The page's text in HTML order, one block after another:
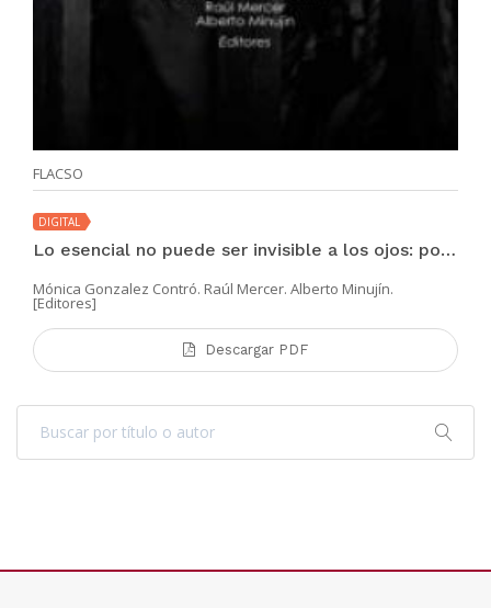
FLACSO
DIGITAL
Lo esencial no puede ser invisible a los ojos: pobreza e infancia en América Latina
Mónica Gonzalez Contró. Raúl Mercer. Alberto Minujín.
[Editores]
Descargar PDF